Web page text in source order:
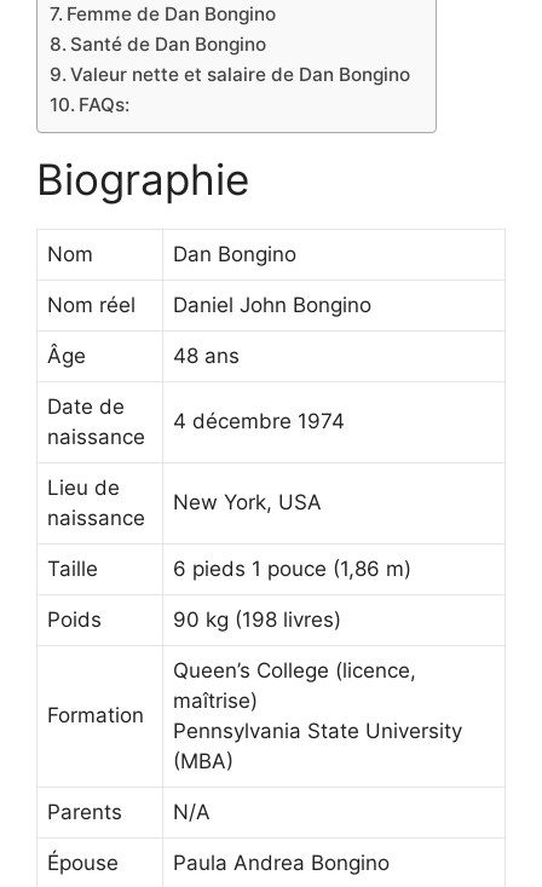
Femme de Dan Bongino
Santé de Dan Bongino
Valeur nette et salaire de Dan Bongino
FAQs:
Biographie
Nom Dan Bongino
Nom réel Daniel John Bongino
Âge 48 ans
Date de
naissance
4 décembre 1974
Lieu de
naissance
New York, USA
Taille 6 pieds 1 pouce (1,86 m)
Poids 90 kg (198 livres)
Formation
Queen’s College (licence,
maîtrise)
Pennsylvania State University
(MBA)
Parents N/A
Épouse Paula Andrea Bongino